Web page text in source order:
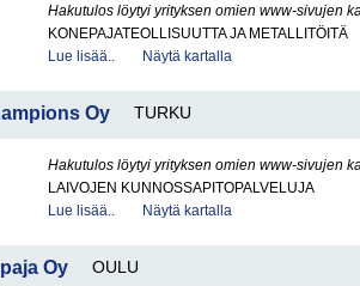
Hakutulos löytyi yrityksen omien www-sivujen
KONEPAJATEOLLISUUTTA JA METALLITÖITÄ
Lue lisää..
Näytä kartalla
Oy TURKU
Hakutulos löytyi yrityksen omien www-sivujen
LAIVOJEN KUNNOSSAPITOPALVELUJA
Lue lisää..
Näytä kartalla
Oy OULU